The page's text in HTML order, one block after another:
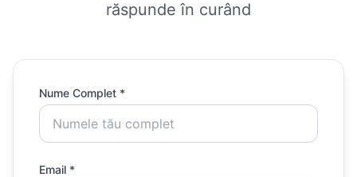
răspunde în curând
Nume Complet *
Email *